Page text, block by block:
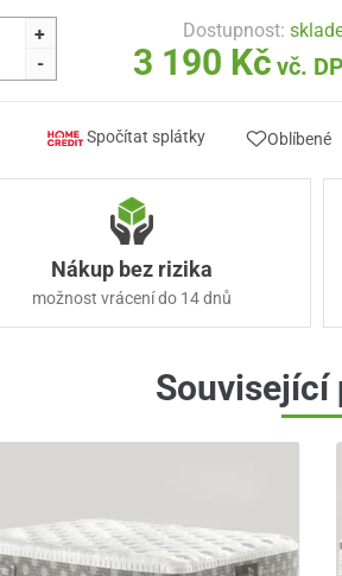
+
-
Dostupnost:
3 190 Kč vč.
Spočítat splátky Oblíbené
Nákup bez rizika
možnost vrácení do 14 dnů
Související